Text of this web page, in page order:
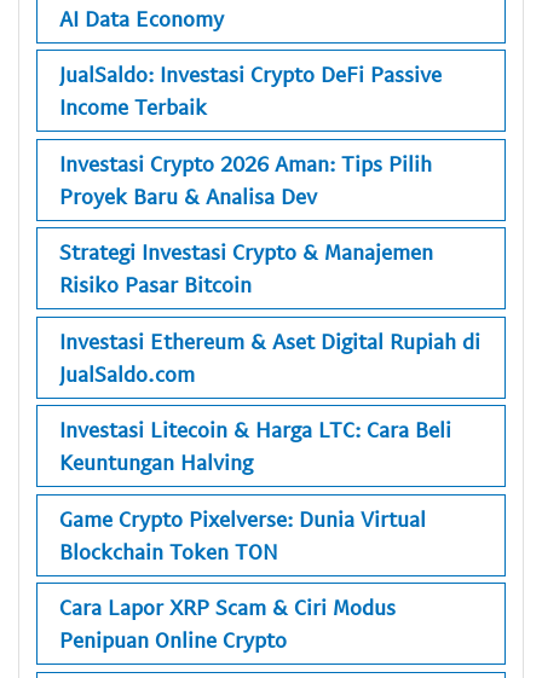
AI Data Economy
JualSaldo: Investasi Crypto DeFi Passive
Income Terbaik
Investasi Crypto 2026 Aman: Tips Pilih
Proyek Baru & Analisa Dev
Strategi Investasi Crypto & Manajemen
Risiko Pasar Bitcoin
Investasi Ethereum & Aset Digital Rupiah di
JualSaldo.com
Investasi Litecoin & Harga LTC: Cara Beli
Keuntungan Halving
Game Crypto Pixelverse: Dunia Virtual
Blockchain Token TON
Cara Lapor XRP Scam & Ciri Modus
Penipuan Online Crypto